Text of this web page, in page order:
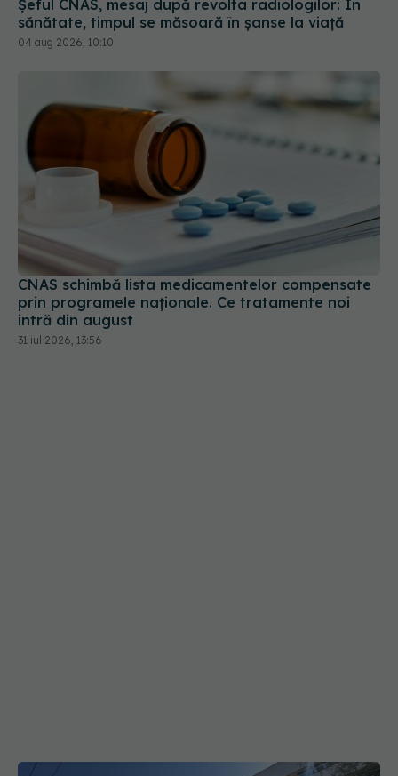
CNAS schimbă lista medicamentelor compensate
prin programele naționale. Ce tratamente noi
intră din august
31 iul 2026, 13:56